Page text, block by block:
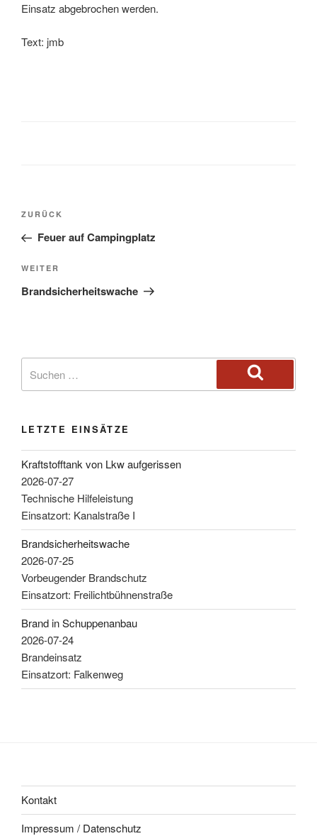
Einsatz abgebrochen werden.
Text: jmb
ZURÜCK
Feuer auf Campingplatz
WEITER
Brandsicherheitswache
LETZTE EINSÄTZE
Kraftstofftank von Lkw aufgerissen
2026-07-27
Technische Hilfeleistung
Einsatzort: Kanalstraße I
Brandsicherheitswache
2026-07-25
Vorbeugender Brandschutz
Einsatzort: Freilichtbühnenstraße
Brand in Schuppenanbau
2026-07-24
Brandeinsatz
Einsatzort: Falkenweg
Kontakt
Impressum / Datenschutz